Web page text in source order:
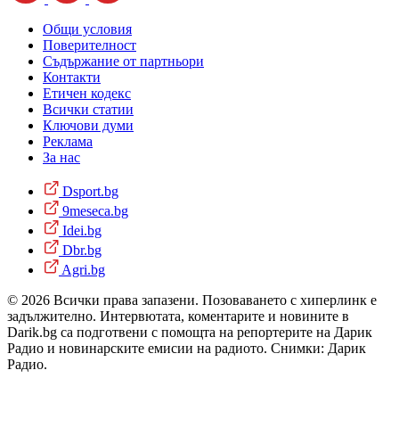
Общи условия
Поверителност
Съдържание от партньори
Контакти
Етичен кодекс
Всички статии
Ключови думи
Реклама
За нас
Dsport.bg
9meseca.bg
Idei.bg
Dbr.bg
Agri.bg
© 2026 Всички права запазени. Позоваването с хиперлинк е
задължително. Интервютата, коментарите и новините в
Darik.bg са подготвени с помощта на репортерите на Дарик
Радио и новинарските емисии на радиото. Снимки: Дарик
Радио.